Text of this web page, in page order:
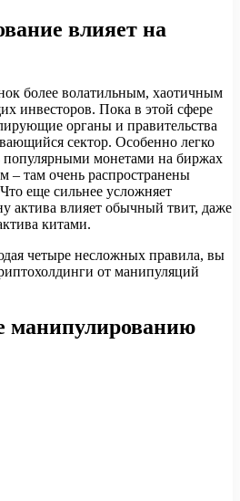
влияет на
более волатильным, хаотичным
инвесторов. Пока в этой сфере
органы и правительства
сектор. Особенно легко
популярными монетами на биржах
– там очень распространены
еще сильнее усложняет
актива влияет обычный твит, даже
китами.
четыре несложных правила, вы
от манипуляций
манипулированию